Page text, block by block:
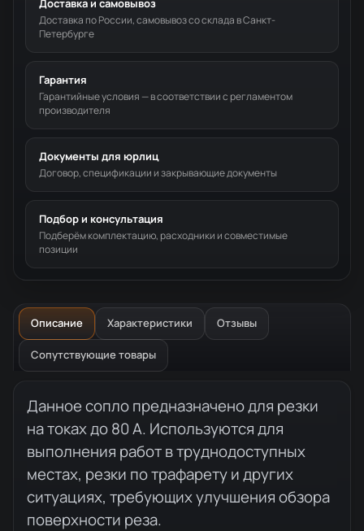
Доставка по России, самовывоз со склада в Санкт-
Петербурге
Гарантия
Гарантийные условия — в соответствии с регламентом
производителя
Документы для юрлиц
Договор, спецификации и закрывающие документы
Подбор и консультация
Подберём комплектацию, расходники и совместимые
позиции
Описание Характеристики Отзывы
Сопутствующие товары
Описание товара
Данное сопло предназначено для резки
на токах до 80 А. Используются для
выполнения работ в труднодоступных
местах, резки по трафарету и других
ситуациях, требующих улучшения обзора
поверхности реза.